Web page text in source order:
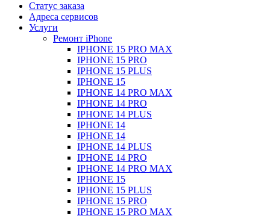
Статус заказа
Адреса сервисов
Услуги
Ремонт iPhone
IPHONE 15 PRO MAX
IPHONE 15 PRO
IPHONE 15 PLUS
IPHONE 15
IPHONE 14 PRO MAX
IPHONE 14 PRO
IPHONE 14 PLUS
IPHONE 14
IPHONE 14
IPHONE 14 PLUS
IPHONE 14 PRO
IPHONE 14 PRO MAX
IPHONE 15
IPHONE 15 PLUS
IPHONE 15 PRO
IPHONE 15 PRO MAX